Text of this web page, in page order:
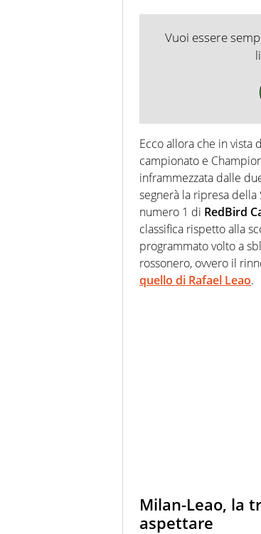
Vuoi essere
Ecco allora che in
campionato e
inframmezzata dalle
segnerà la ripresa
numero 1 di RedBird
classifica rispetto alla
programmato volto a
rossonero, ovvero il
quello di Rafael Leao.
Milan-Leao, la
aspettare